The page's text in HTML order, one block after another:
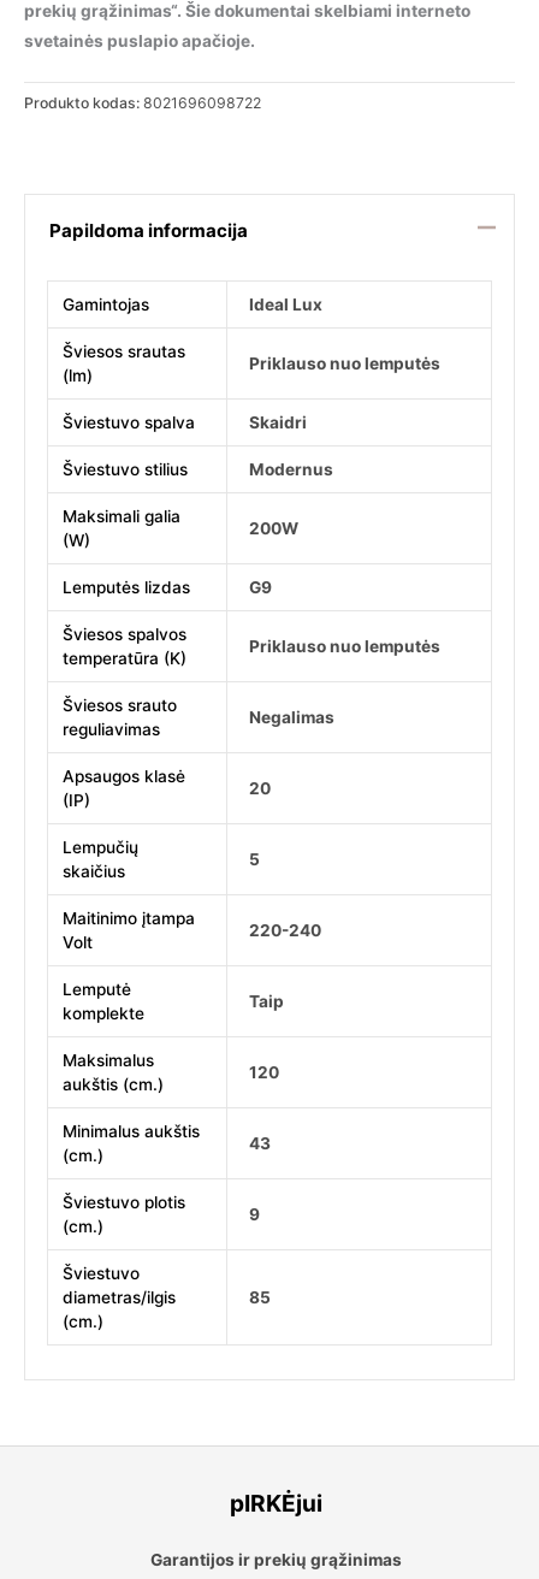
prekių grąžinimas“. Šie dokumentai skelbiami interneto
svetainės puslapio apačioje.
Produkto kodas: 8021696098722
Papildoma informacija
Gamintojas Ideal Lux
Šviesos srautas
(lm)
Priklauso nuo lemputės
Šviestuvo spalva Skaidri
Šviestuvo stilius Modernus
Maksimali galia
(W)
200W
Lemputės lizdas G9
Šviesos spalvos
temperatūra (K)
Priklauso nuo lemputės
Šviesos srauto
reguliavimas
Negalimas
Apsaugos klasė
(IP)
20
Lempučių
skaičius
5
Maitinimo įtampa
Volt
220-240
Lemputė
komplekte
Taip
Maksimalus
aukštis (cm.)
120
Minimalus aukštis
(cm.)
43
Šviestuvo plotis
(cm.)
9
Šviestuvo
diametras/ilgis
(cm.)
85
pIRKĖjui
Garantijos ir prekių grąžinimas